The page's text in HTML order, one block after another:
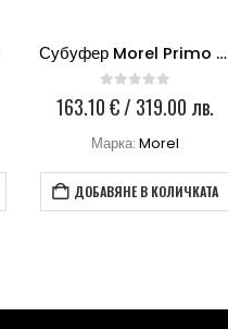
Субуфер Morel Primo 104
0 out of 5
163.10€/ 319.00 лв.
Марка:Morel
ДОБАВЯНЕ В КОЛИЧКАТА